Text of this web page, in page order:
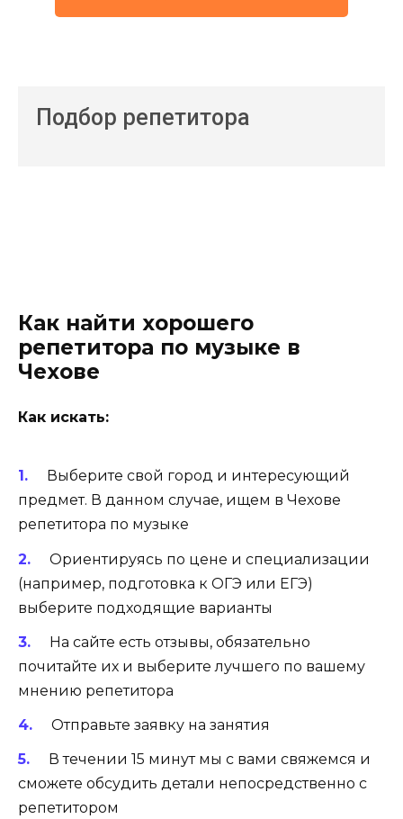
Подбор репетитора
Как найти хорошего
репетитора по музыке в
Чехове
Как искать:
Выберите свой город и интересующий
предмет. В данном случае, ищем в Чехове
репетитора по музыке
Ориентируясь по цене и специализации
(например, подготовка к ОГЭ или ЕГЭ)
выберите подходящие варианты
На сайте есть отзывы, обязательно
почитайте их и выберите лучшего по вашему
мнению репетитора
Отправьте заявку на занятия
В течении 15 минут мы с вами свяжемся и
сможете обсудить детали непосредственно с
репетитором